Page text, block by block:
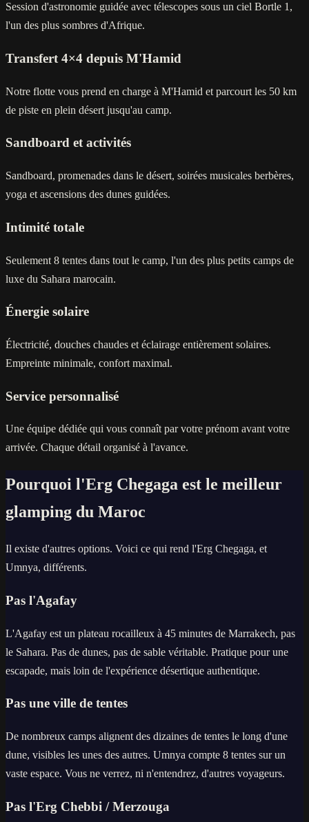
Session d'astronomie guidée avec télescopes sous un ciel Bortle 1,
l'un des plus sombres d'Afrique.
Transfert 4×4 depuis M'Hamid
Notre flotte vous prend en charge à M'Hamid et parcourt les 50 km
de piste en plein désert jusqu'au camp.
Sandboard et activités
Sandboard, promenades dans le désert, soirées musicales berbères,
yoga et ascensions des dunes guidées.
Intimité totale
Seulement 8 tentes dans tout le camp, l'un des plus petits camps de
luxe du Sahara marocain.
Énergie solaire
Électricité, douches chaudes et éclairage entièrement solaires.
Empreinte minimale, confort maximal.
Service personnalisé
Une équipe dédiée qui vous connaît par votre prénom avant votre
arrivée. Chaque détail organisé à l'avance.
Pourquoi l'Erg Chegaga est le meilleur
glamping du Maroc
Il existe d'autres options. Voici ce qui rend l'Erg Chegaga, et
Umnya, différents.
Pas l'Agafay
L'Agafay est un plateau rocailleux à 45 minutes de Marrakech, pas
le Sahara. Pas de dunes, pas de sable véritable. Pratique pour une
escapade, mais loin de l'expérience désertique authentique.
Pas une ville de tentes
De nombreux camps alignent des dizaines de tentes le long d'une
dune, visibles les unes des autres. Umnya compte 8 tentes sur un
vaste espace. Vous ne verrez, ni n'entendrez, d'autres voyageurs.
Pas l'Erg Chebbi / Merzouga